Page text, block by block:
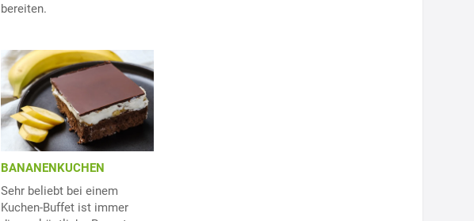
bereiten.
BANANENKUCHEN
Sehr beliebt bei einem
Kuchen-Buffet ist immer